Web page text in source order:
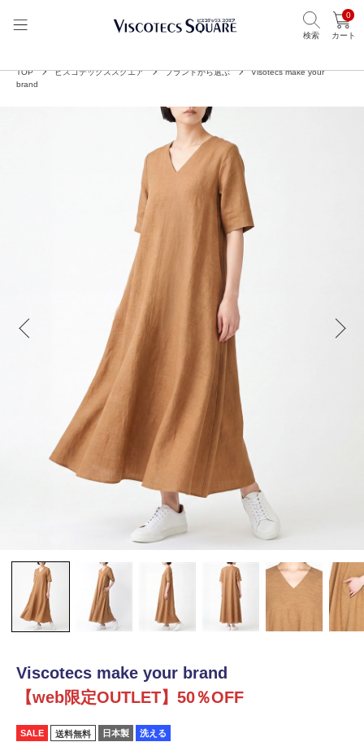
検索
0
カート
TOP ビスコテックススクエア ブランドから選ぶ
Visotecs make your
brand
Viscotecs make your brand
【web限定OUTLET】50％OFF
SALE 送料無料 日本製 洗える